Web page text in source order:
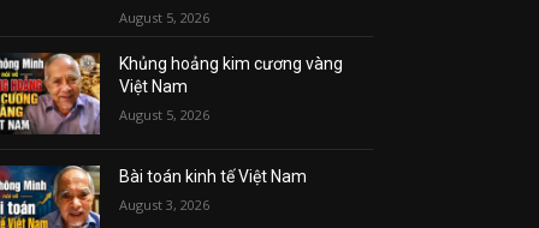
August 5, 2026
Khủng hoảng kim cương vàng
Việt Nam
August 5, 2026
Bài toán kinh tế Việt Nam
August 3, 2026